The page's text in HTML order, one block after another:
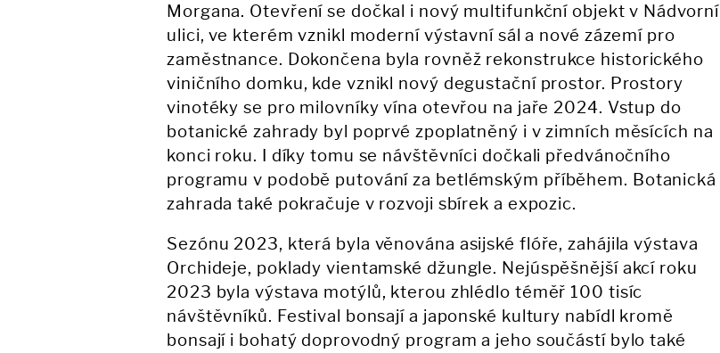
Morgana. Otevření se dočkal i nový multifunkční objekt v Nádvorní
ulici, ve kterém vznikl moderní výstavní sál a nové zázemí pro
zaměstnance. Dokončena byla rovněž rekonstrukce historického
viničního domku, kde vznikl nový degustační prostor. Prostory
vinotéky se pro milovníky vína otevřou na jaře 2024. Vstup do
botanické zahrady byl poprvé zpoplatněný i v zimních měsících na
konci roku. I díky tomu se návštěvníci dočkali předvánočního
programu v podobě putování za betlémským příběhem. Botanická
zahrada také pokračuje v rozvoji sbírek a expozic.
Sezónu 2023, která byla věnována asijské flóře, zahájila výstava
Orchideje, poklady vientamské džungle. Nejúspěšnější akcí roku
2023 byla výstava motýlů, kterou zhlédlo téměř 100 tisíc
návštěvníků. Festival bonsají a japonské kultury nabídl kromě
bonsají i bohatý doprovodný program a jeho součástí bylo také